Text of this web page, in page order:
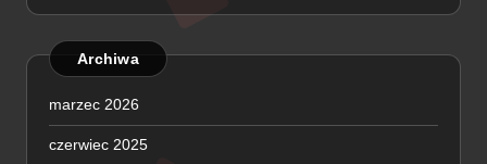
Archiwa
marzec 2026
czerwiec 2025